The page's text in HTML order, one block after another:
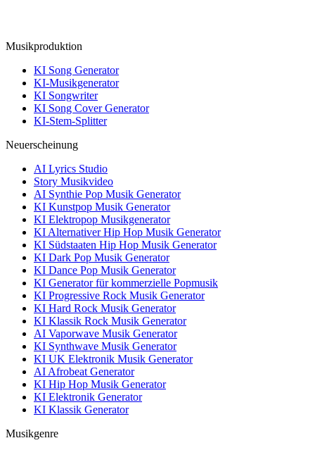
Musikproduktion
KI Song Generator
KI-Musikgenerator
KI Songwriter
KI Song Cover Generator
KI-Stem-Splitter
Neuerscheinung
AI Lyrics Studio
Story Musikvideo
AI Synthie Pop Musik Generator
KI Kunstpop Musik Generator
KI Elektropop Musikgenerator
KI Alternativer Hip Hop Musik Generator
KI Südstaaten Hip Hop Musik Generator
KI Dark Pop Musik Generator
KI Dance Pop Musik Generator
KI Generator für kommerzielle Popmusik
KI Progressive Rock Musik Generator
KI Hard Rock Musik Generator
KI Klassik Rock Musik Generator
AI Vaporwave Musik Generator
KI Synthwave Musik Generator
KI UK Elektronik Musik Generator
AI Afrobeat Generator
KI Hip Hop Musik Generator
KI Elektronik Generator
KI Klassik Generator
Musikgenre